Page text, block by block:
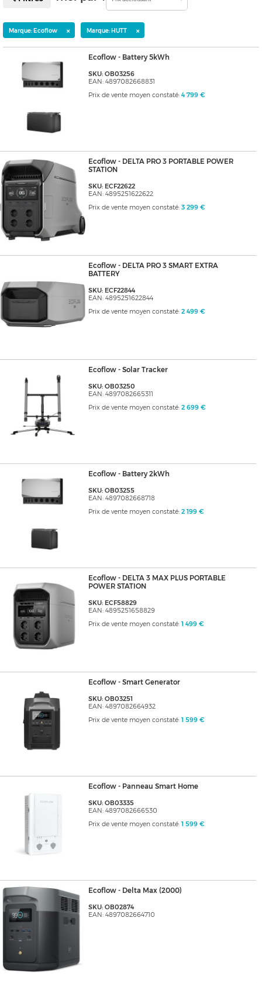
Marque: Ecoflow × Marque: HUTT ×
Ecoflow - Battery 5kWh
SKU: OB03256
EAN: 4897082668831
Prix de vente moyen constaté: 4 799 €
Ecoflow - DELTA PRO 3 PORTABLE POWER
STATION
SKU: ECF22622
EAN: 4895251622622
Prix de vente moyen constaté: 3 299 €
Ecoflow - DELTA PRO 3 SMART EXTRA
BATTERY
SKU: ECF22844
EAN: 4895251622844
Prix de vente moyen constaté: 2 499 €
Ecoflow - Solar Tracker
SKU: OB03250
EAN: 4897082665311
Prix de vente moyen constaté: 2 699 €
Ecoflow - Battery 2kWh
SKU: OB03255
EAN: 4897082668718
Prix de vente moyen constaté: 2 199 €
Ecoflow - DELTA 3 MAX PLUS PORTABLE
POWER STATION
SKU: ECF58829
EAN: 4895251658829
Prix de vente moyen constaté: 1 499 €
Ecoflow - Smart Generator
SKU: OB03251
EAN: 4897082664932
Prix de vente moyen constaté: 1 599 €
Ecoflow - Panneau Smart Home
SKU: OB03335
EAN: 4897082666530
Prix de vente moyen constaté: 1 599 €
Ecoflow - Delta Max (2000)
SKU: OB02874
EAN: 4897082664710